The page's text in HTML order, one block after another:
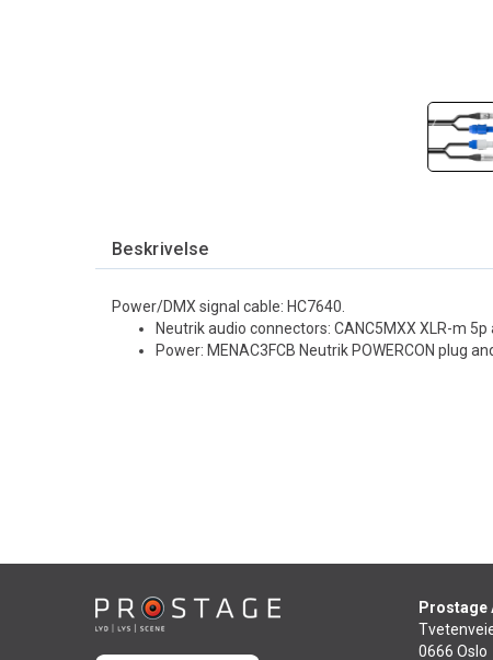
Beskrivelse
Power/DMX signal cable: HC7640.
Neutrik audio connectors: CANC5MXX XLR-m 5p
Power: MENAC3FCB Neutrik POWERCON plug
Prostage
0666 Oslo